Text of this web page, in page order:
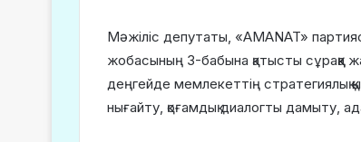
Мәжіліс депутаты, «AMANAT»
жобасының 3-бабына қатысты сұраққа
деңгейде мемлекеттің стратегиялық
нығайту, қоғамдық диалогты дамыту,